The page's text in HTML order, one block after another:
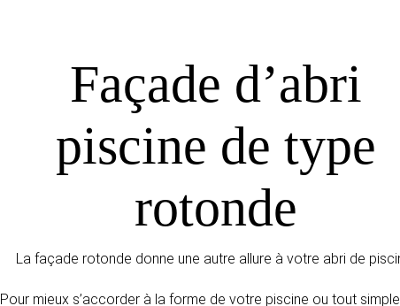
Façade d’abri
piscine de type
rotonde
La façade rotonde donne une autre allure à votre abri de
Pour mieux s’accorder à la forme de votre piscine ou tout